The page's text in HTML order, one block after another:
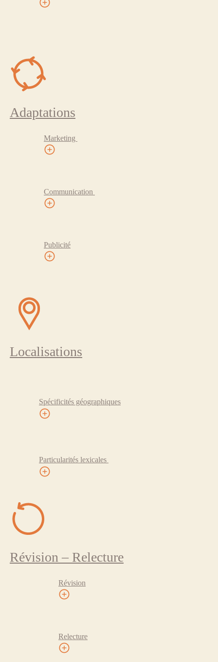
Adaptations
Marketing
Communication
Publicité
Localisations
Spécificités géographiques
Particularités lexicales
Révision – Relecture
Révision
Relecture